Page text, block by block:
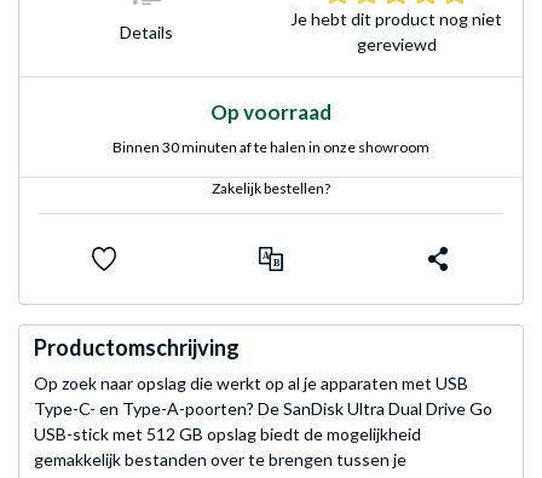
Details
Je hebt dit product nog niet
gereviewd
Op voorraad
Binnen 30 minuten af te halen in onze showroom
Zakelijk bestellen?
Productomschrijving
Op zoek naar opslag die werkt op al je apparaten met USB
Type-C- en Type-A-poorten? De SanDisk Ultra Dual Drive Go
USB-stick met 512 GB opslag biedt de mogelijkheid
gemakkelijk bestanden over te brengen tussen je